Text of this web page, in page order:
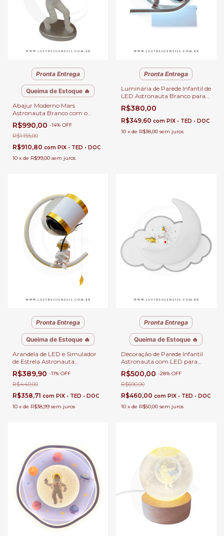
Pronta Entrega
Queima de Estoque 🔥
Abajur Moderno Mars
Astronauta Branco com o
Planeta Marte Para Decoração
Quarto Infantil e Cabeceira de
Cama
R$990,00 -14% OFF
R$1.155,00
R$910,80 com PIX • TED • DOC
10 x de R$99,00 sem juros
Pronta Entrega
Luminária de Parede Infantil de
LED Astronauta Branco para
Cabeceira de Cama, Quarto e
Corredor
R$380,00
R$349,60 com PIX • TED • DOC
10 x de R$38,00 sem juros
Pronta Entrega
Queima de Estoque 🔥
Arandela de LED e Simulador
de Estrela Astronauta
Pescando Branco para
Cabeceira de Cama, Quarto
Infantil e Corredor
R$389,90 -11% OFF
R$440,00
R$358,71 com PIX • TED • DOC
10 x de R$38,99 sem juros
Pronta Entrega
Queima de Estoque 🔥
Decoração de Parede Infantil
Astronauta com LED para
Cabeceira de Cama, Quarto e
Corredor
R$500,00 -28% OFF
R$690,00
R$460,00 com PIX • TED • DOC
10 x de R$50,00 sem juros